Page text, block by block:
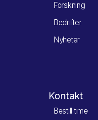
Forskning
Bedrifter
Nyheter
Kontakt
Bestill time